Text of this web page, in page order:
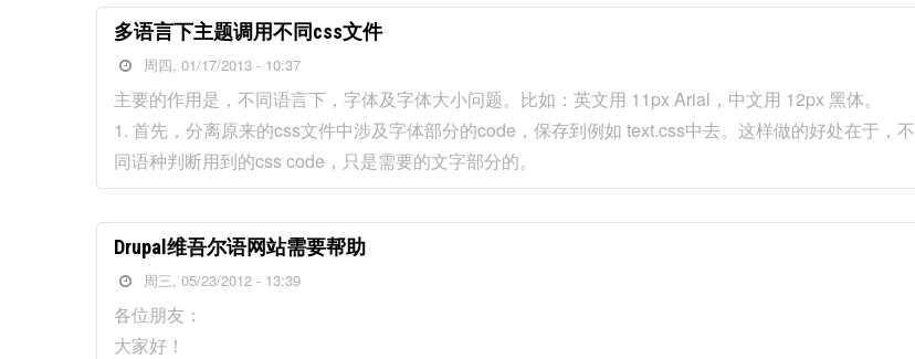
多语言下主题调用不同css文件
周四, 01/17/2013 - 10:37
主要的作用是，不同语言下，字体及字体大小问题。比如：英文用 11px Arial，中文用 12px 黑体。
1. 首先，分离原来的css文件中涉及字体部分的code，保存到例如 text.css中去。这样做的好处在于，不
同语种判断用到的css code，只是需要的文字部分的。
Drupal维吾尔语网站需要帮助
周三, 05/23/2012 - 13:39
各位朋友：
大家好！